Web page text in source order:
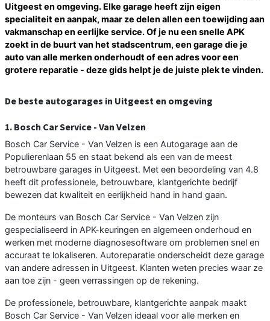
Uitgeest en omgeving. Elke garage heeft zijn eigen
specialiteit en aanpak, maar ze delen allen een toewijding aan
vakmanschap en eerlijke service. Of je nu een snelle APK
zoekt in de buurt van het stadscentrum, een garage die je
auto van alle merken onderhoudt of een adres voor een
grotere reparatie - deze gids helpt je de juiste plek te vinden.
De beste autogarages in Uitgeest en omgeving
1. Bosch Car Service - Van Velzen
Bosch Car Service - Van Velzen is een Autogarage aan de
Populierenlaan 55 en staat bekend als een van de meest
betrouwbare garages in Uitgeest. Met een beoordeling van 4.8
heeft dit professionele, betrouwbare, klantgerichte bedrijf
bewezen dat kwaliteit en eerlijkheid hand in hand gaan.
De monteurs van Bosch Car Service - Van Velzen zijn
gespecialiseerd in APK-keuringen en algemeen onderhoud en
werken met moderne diagnosesoftware om problemen snel en
accuraat te lokaliseren. Autoreparatie onderscheidt deze garage
van andere adressen in Uitgeest. Klanten weten precies waar ze
aan toe zijn - geen verrassingen op de rekening.
De professionele, betrouwbare, klantgerichte aanpak maakt
Bosch Car Service - Van Velzen ideaal voor alle merken en